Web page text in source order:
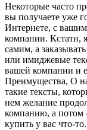
Некоторые часто
вы получаете уже
Интернете, с
компании. Кстати,
самим, а
или имиджевые
вашей компании и
Преимущества, О
такие тексты,
нем желание
компанию, а потом
купить у вас что-то.